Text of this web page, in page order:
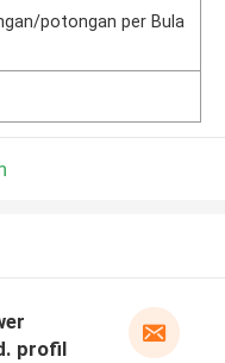
potongan per Bula
profil